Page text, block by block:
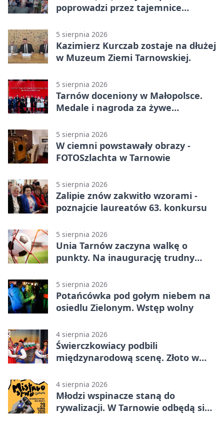
poprowadzi przez tajemnice
5 sierpnia 2026
Kazimierz Kurczab zostaje na dłużej
w Muzeum Ziemi Tarnowskiej.
5 sierpnia 2026
Tarnów doceniony w Małopolsce.
Medale i nagroda za żywe
5 sierpnia 2026
W ciemni powstawały obrazy -
FOTOSzlachta w Tarnowie
5 sierpnia 2026
Zalipie znów zakwitło wzorami -
poznajcie laureatów 63. konkursu
5 sierpnia 2026
Unia Tarnów zaczyna walkę o
punkty. Na inaugurację trudny
5 sierpnia 2026
Potańcówka pod gołym niebem na
osiedlu Zielonym. Wstęp wolny
4 sierpnia 2026
Świerczkowiacy podbili
międzynarodową scenę. Złoto w
4 sierpnia 2026
Młodzi wspinacze staną do
rywalizacji. W Tarnowie odbędą się